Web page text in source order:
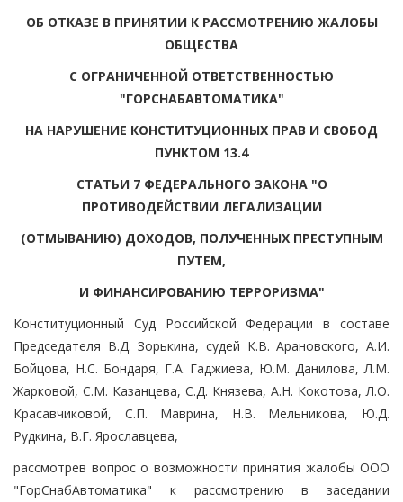
ОБ ОТКАЗЕ В ПРИНЯТИИ К РАССМОТРЕНИЮ ЖАЛОБЫ
ОБЩЕСТВА
С ОГРАНИЧЕННОЙ ОТВЕТСТВЕННОСТЬЮ
"ГОРСНАБАВТОМАТИКА"
НА НАРУШЕНИЕ КОНСТИТУЦИОННЫХ ПРАВ И СВОБОД
ПУНКТОМ 13.4
СТАТЬИ 7 ФЕДЕРАЛЬНОГО ЗАКОНА "О
ПРОТИВОДЕЙСТВИИ ЛЕГАЛИЗАЦИИ
(ОТМЫВАНИЮ) ДОХОДОВ, ПОЛУЧЕННЫХ ПРЕСТУПНЫМ
ПУТЕМ,
И ФИНАНСИРОВАНИЮ ТЕРРОРИЗМА"
Конституционный Суд Российской Федерации в составе
Председателя В.Д. Зорькина, судей К.В. Арановского, А.И.
Бойцова, Н.С. Бондаря, Г.А. Гаджиева, Ю.М. Данилова, Л.М.
Жарковой, С.М. Казанцева, С.Д. Князева, А.Н. Кокотова, Л.О.
Красавчиковой, С.П. Маврина, Н.В. Мельникова, Ю.Д.
Рудкина, В.Г. Ярославцева,
рассмотрев вопрос о возможности принятия жалобы ООО
"ГорСнабАвтоматика" к рассмотрению в заседании